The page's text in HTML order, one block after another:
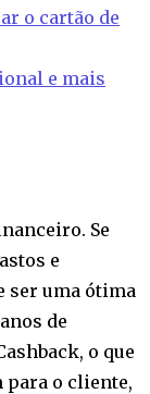
o cartão de
e mais
Se
e
ser uma ótima
de
o que
para o cliente,